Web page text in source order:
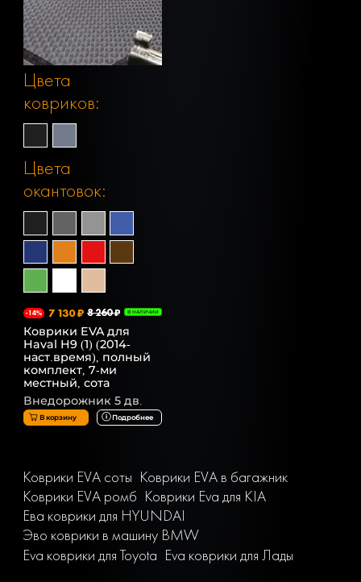
Цвета
ковриков:
Цвета
окантовок:
-14% 7 130 ₽ 8 260 ₽ В НАЛИЧИИ
Коврики EVA для
Haval H9 (1) (2014-
наст.время), полный
комплект, 7-ми
местный, сота
Внедорожник 5 дв.
В корзину Подробнее
Коврики EVA соты Коврики EVA в багажник
Коврики EVA ромб Коврики Eva для KIA
Ева коврики для HYUNDAI
Эво коврики в машину BMW
Eva коврики для Toyota Eva коврики для Лады